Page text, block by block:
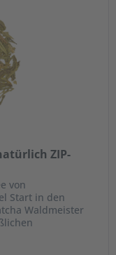
ZIP-
von
Start in den
Waldmeister